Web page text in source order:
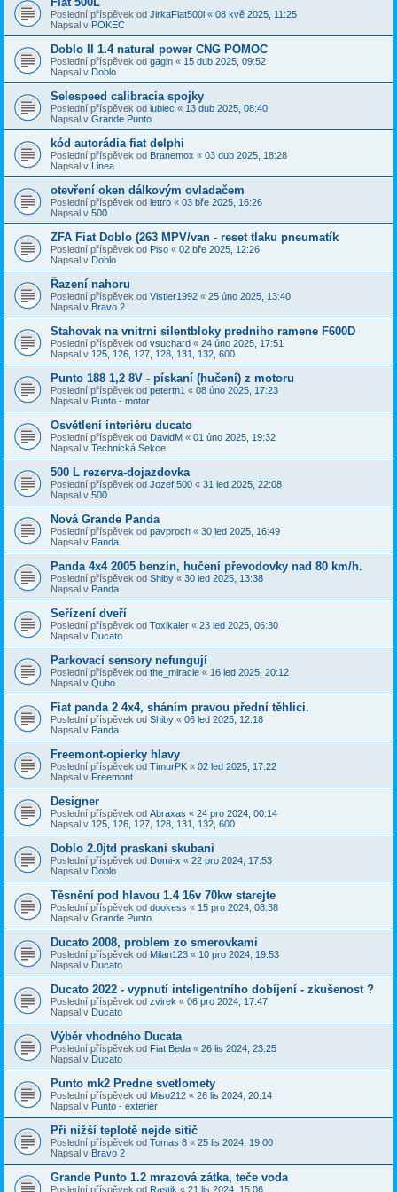
Poslední příspěvek od JirkaFiat500l « 08 kvě 2025, 11:25
Napsal v POKEC
Doblo II 1.4 natural power CNG POMOC
Poslední příspěvek od gagin « 15 dub 2025, 09:52
Napsal v Doblo
Selespeed calibracia spojky
Poslední příspěvek od lubiec « 13 dub 2025, 08:40
Napsal v Grande Punto
kód autorádia fiat delphi
Poslední příspěvek od Branemox « 03 dub 2025, 18:28
Napsal v Linea
otevření oken dálkovým ovladačem
Poslední příspěvek od lettro « 03 bře 2025, 16:26
Napsal v 500
ZFA Fiat Doblo (263 MPV/van - reset tlaku pneumatík
Poslední příspěvek od Piso « 02 bře 2025, 12:26
Napsal v Doblo
Řazení nahoru
Poslední příspěvek od Vistler1992 « 25 úno 2025, 13:40
Napsal v Bravo 2
Stahovak na vnitrni silentbloky predniho ramene F600D
Poslední příspěvek od vsuchard « 24 úno 2025, 17:51
Napsal v 125, 126, 127, 128, 131, 132, 600
Punto 188 1,2 8V - pískaní (hučení) z motoru
Poslední příspěvek od petertn1 « 08 úno 2025, 17:23
Napsal v Punto - motor
Osvětlení interiéru ducato
Poslední příspěvek od DavidM « 01 úno 2025, 19:32
Napsal v Technická Sekce
500 L rezerva-dojazdovka
Poslední příspěvek od Jozef 500 « 31 led 2025, 22:08
Napsal v 500
Nová Grande Panda
Poslední příspěvek od pavproch « 30 led 2025, 16:49
Napsal v Panda
Panda 4x4 2005 benzín, hučení převodovky nad 80 km/h.
Poslední příspěvek od Shiby « 30 led 2025, 13:38
Napsal v Panda
Seřízení dveří
Poslední příspěvek od Toxikaler « 23 led 2025, 06:30
Napsal v Ducato
Parkovací sensory nefungují
Poslední příspěvek od the_miracle « 16 led 2025, 20:12
Napsal v Qubo
Fiat panda 2 4x4, sháním pravou přední těhlici.
Poslední příspěvek od Shiby « 06 led 2025, 12:18
Napsal v Panda
Freemont-opierky hlavy
Poslední příspěvek od TimurPK « 02 led 2025, 17:22
Napsal v Freemont
Designer
Poslední příspěvek od Abraxas « 24 pro 2024, 00:14
Napsal v 125, 126, 127, 128, 131, 132, 600
Doblo 2.0jtd praskani skubani
Poslední příspěvek od Domi-x « 22 pro 2024, 17:53
Napsal v Doblo
Těsnění pod hlavou 1.4 16v 70kw starejte
Poslední příspěvek od dookess « 15 pro 2024, 08:38
Napsal v Grande Punto
Ducato 2008, problem zo smerovkami
Poslední příspěvek od Milan123 « 10 pro 2024, 19:53
Napsal v Ducato
Ducato 2022 - vypnutí inteligentního dobíjení - zkušenost ?
Poslední příspěvek od zvirek « 06 pro 2024, 17:47
Napsal v Ducato
Výběr vhodného Ducata
Poslední příspěvek od Fiat Beda « 26 lis 2024, 23:25
Napsal v Ducato
Punto mk2 Predne svetlomety
Poslední příspěvek od Miso212 « 26 lis 2024, 20:14
Napsal v Punto - exteriér
Při nižší teplotě nejde sitič
Poslední příspěvek od Tomas 8 « 25 lis 2024, 19:00
Napsal v Bravo 2
Grande Punto 1.2 mrazová zátka, teče voda
Poslední příspěvek od Rastik « 21 lis 2024, 15:06